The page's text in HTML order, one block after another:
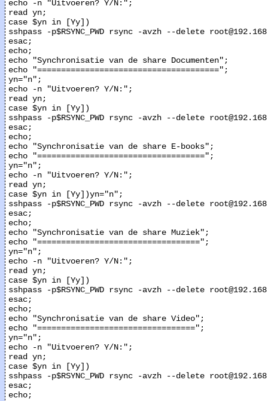
echo -n "Uitvoeren? Y/N:";
read yn;
case $yn in [Yy])
sshpass -p$RSYNC_PWD rsync -avzh --delete
esac;
echo;
echo "Synchronisatie van de share Documenten";
echo "======================================";
yn="n";
echo -n "Uitvoeren? Y/N:";
read yn;
case $yn in [Yy])
sshpass -p$RSYNC_PWD rsync -avzh --delete
esac;
echo;
echo "Synchronisatie van de share E-books";
echo "===================================";
yn="n";
echo -n "Uitvoeren? Y/N:";
read yn;
case $yn in [Yy])yn="n";
sshpass -p$RSYNC_PWD rsync -avzh --delete
esac;
echo;
echo "Synchronisatie van de share Muziek";
echo "==================================";
yn="n";
echo -n "Uitvoeren? Y/N:";
read yn;
case $yn in [Yy])
sshpass -p$RSYNC_PWD rsync -avzh --delete
esac;
echo;
echo "Synchronisatie van de share Video";
echo "=================================";
yn="n";
echo -n "Uitvoeren? Y/N:";
read yn;
case $yn in [Yy])
sshpass -p$RSYNC_PWD rsync -avzh --delete
esac;
echo;